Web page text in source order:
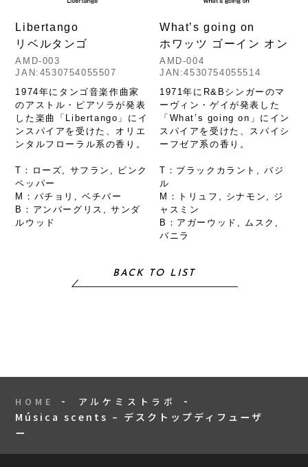
Libertango
リベルタンゴ
AMD-003
JAN:4530754055507
1974年にタンゴ音楽作曲家
のアストル・ピアソラが発表
した楽曲「Libertango」にイ
ンスパイアを受けた、オリエ
ンタルフローラル系の香り。
T：ローズ, サフラン, ピンク
ペッパー
M：パチョリ, ベチバー
B：アンバーグリス, サンダ
ルウッド
What’s going on
ホワッツ ゴーイン オン
AMD-004
JAN:4530754055514
1971年にR&Bシンガーのマ
ーヴィン・ゲイが発表した
「What’s going on」にイン
スパイアを受けた、スパイシ
ーフゼア系の香り。
T：ブラックカラント, バジ
ル
M：トリュフ, シナモン, ジ
ャスミン
B：アガーウッド, ムスク,
バニラ
BACK TO LIST
HOME アルケミストラボ
Música scents – デスクトップディフューザ
ー